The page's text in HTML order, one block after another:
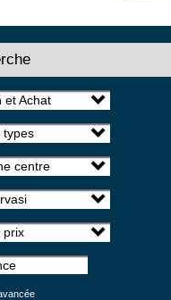
et Achat
types
centre
prix